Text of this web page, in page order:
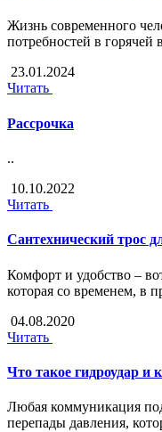
Жизнь современного
потребностей в горячей
23.01.2024
Читать
Рассрочка
..
10.10.2022
Читать
Сантехнический трос
Комфорт и удобство –
которая со временем, в
04.08.2020
Читать
Что такое гидроудар и
Любая коммуникация
перепады давления,